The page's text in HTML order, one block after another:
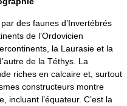
des faunes d’Invertébrés
de l’Ordovicien
la Laurasie et la
de la Téthys. La
riches en calcaire et, surtout
constructeurs montre
incluant l’équateur. C’est la